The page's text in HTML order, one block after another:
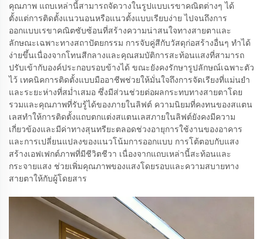
คุณภาพ แถบเหล่านี้สามารถจัดวางในรูปแบบเรขาคณิตต่างๆ ได้
ตั้งแต่การติดตั้งแนวนอนหรือแนวตั้งแบบเรียบง่าย ไปจนถึงการ
ออกแบบเรขาคณิตซับซ้อนที่สร้างความน่าสนใจทางสายตาและ
ลักษณะเฉพาะทางสถาปัตยกรรม การจับคู่สีกับวัสดุก่อสร้างอื่นๆ ทำได้
ง่ายขึ้นเนื่องจากโทนสีกลางและคุณสมบัติการสะท้อนแสงที่สามารถ
ปรับเข้ากับองค์ประกอบรอบข้างได้ ขณะยังคงรักษารูปลักษณ์เฉพาะตัว
ไว้ เทคนิคการติดตั้งแบบมืออาชีพช่วยให้มั่นใจถึงการจัดเรียงที่แม่นยำ
และระยะห่างที่สม่ำเสมอ ซึ่งมีส่วนช่วยต่อผลกระทบทางสายตาโดย
รวมและคุณภาพที่รับรู้ได้ของภายในลิฟต์ ความนิยมที่คงทนของสแตน
เลสทำให้การติดตั้งแถบตกแต่งสแตนเลสภายในลิฟต์ยังคงมีความ
เกี่ยวข้องและมีค่าทางสุนทรียะตลอดช่วงอายุการใช้งานของอาคาร
และการเปลี่ยนแปลงของแนวโน้มการออกแบบ การโต้ตอบกับแสง
สร้างเอฟเฟกต์ภาพที่มีชีวิตชีวา เนื่องจากแถบเหล่านี้สะท้อนและ
กระจายแสง ช่วยเพิ่มคุณภาพของแสงโดยรอบและความสบายทาง
สายตาให้กับผู้โดยสาร